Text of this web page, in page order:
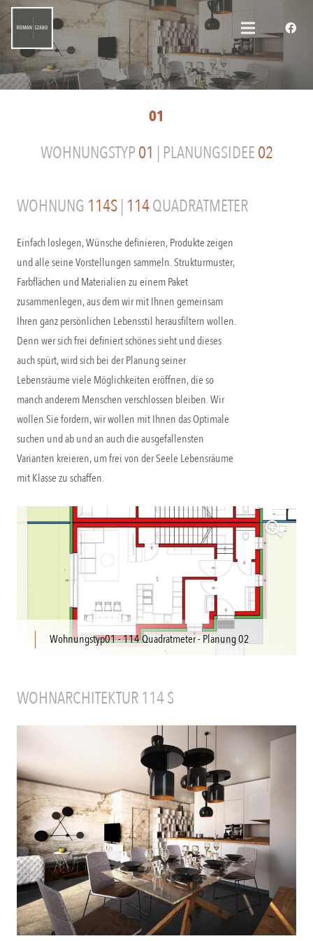
01
WOHNUNGSTYP01 | PLANUNGSIDEE02
WOHNUNG 114S| 114QUADRATMETER
Einfach loslegen, Wünsche definieren, Produkte zeigen
und alle seine Vorstellungen sammeln. Strukturmuster,
Farbflächen und Materialien zu einem Paket
zusammenlegen, aus dem wir mit Ihnen gemeinsam
Ihren ganz persönlichen Lebensstil herausfiltern wollen.
Denn wer sich frei definiert schönes sieht und dieses
auch spürt, wird sich bei der Planung seiner
Lebensräume viele Möglichkeiten eröffnen, die so
manch anderem Menschen verschlossen bleiben. Wir
wollen Sie fordern, wir wollen mit Ihnen das Optimale
suchen und ab und an auch die ausgefallensten
Varianten kreieren, um frei von der Seele Lebensräume
mit Klasse zu schaffen.
Wohnungstyp01 - 114 Quadratmeter - Planung 02
WOHNARCHITEKTUR 114 S